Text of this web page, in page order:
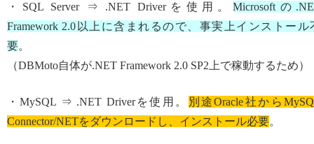
・SQL Server ⇒ .NET Driverを使用。Microsoftの
Framework 2.0以上に含まれるので、事実上インストール
要。
（DBMoto自体が.NET Framework 2.0 SP2上で稼動するため）
・MySQL ⇒ .NET Driverを使用。
別途Oracle社から
Connector/NETをダウンロードし、インストール必要。